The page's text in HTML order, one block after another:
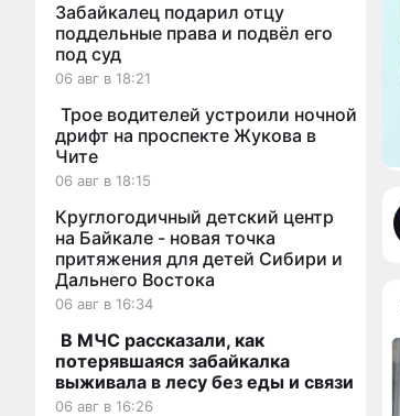
Забайкалец подарил отцу
поддельные права и подвёл его
под суд
06 авг в 18:21
Трое водителей устроили ночной
дрифт на проспекте Жукова в
Чите
06 авг в 18:15
Круглогодичный детский центр
на Байкале - новая точка
притяжения для детей Сибири и
Дальнего Востока
06 авг в 16:34
В МЧС рассказали, как
потерявшаяся забайкалка
выживала в лесу без еды и связи
06 авг в 16:26